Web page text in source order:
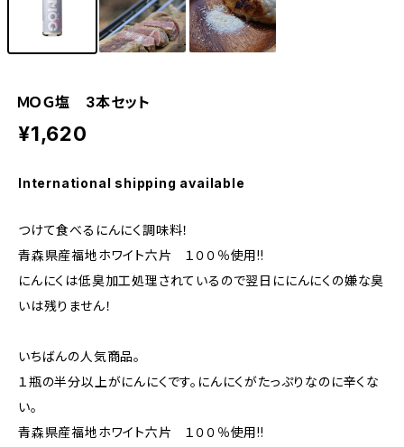
ＭＯＧ塩 3本セット
¥1,620
International shipping available
つけて食べるにんにく調味料！
青森県産福地ホワイト六片 １００％使用!!
にんにくは低臭加工処理されているので翌日ににんにくの嫌な臭
いは残りません！
いちばんの人気商品。
１瓶の半分以上がにんにくです。にんにくがたっぷりなのに辛くな
い。
青森県産福地ホワイト六片 １００％使用!!